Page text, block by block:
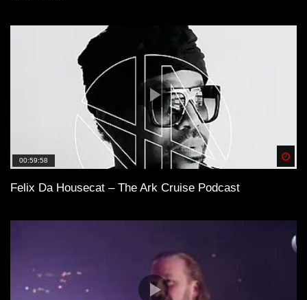
00:59:58
Felix Da Housecat – The Ark Cruise Podcast